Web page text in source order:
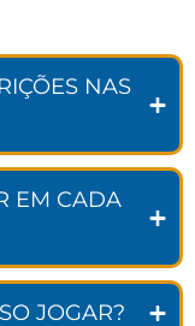
NAS
EM CADA
JOGAR?